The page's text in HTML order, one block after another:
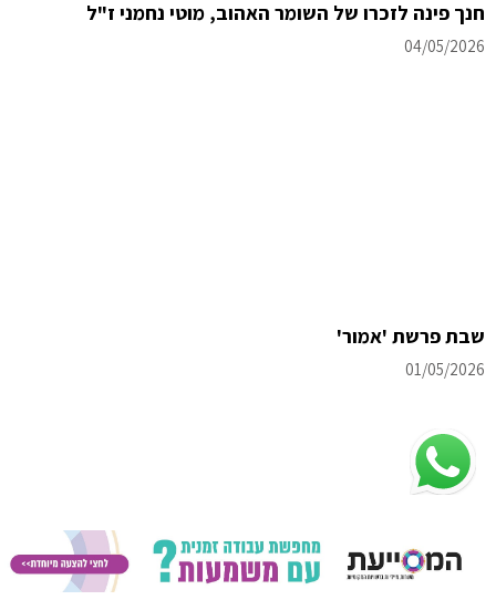
חנך פינה לזכרו של השומר האהוב, מוטי נחמני ז"ל
04/05/2026
שבת פרשת 'אמור'
01/05/2026